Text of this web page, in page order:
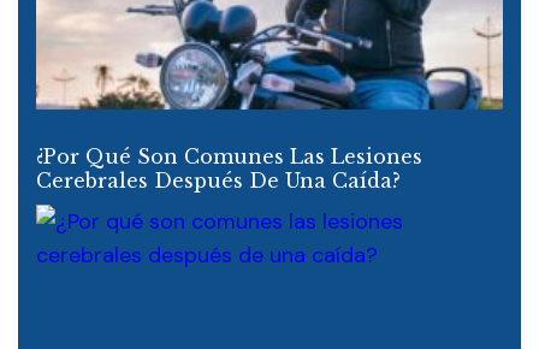
¿Por Qué Son Comunes Las Lesiones
Cerebrales Después De Una Caída?